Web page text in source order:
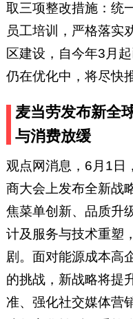
取三项整改措施：统
员工培训，严格落实
区建设，自今年3月
仍在优化中，将尽快
麦当劳发布新全
与消费放缓
观点网消息，6月1日
商大会上发布全新战
焦菜单创新、品质升
计及服务与技术重塑
剧。面对能源成本高
的挑战，新战略将提
准、强化社交媒体营